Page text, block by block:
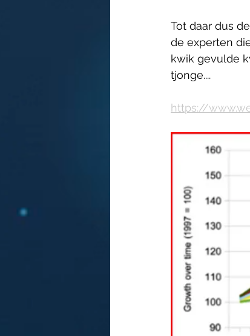
Tot daar dus
de experten
kwik gevulde
tjonge....
https://